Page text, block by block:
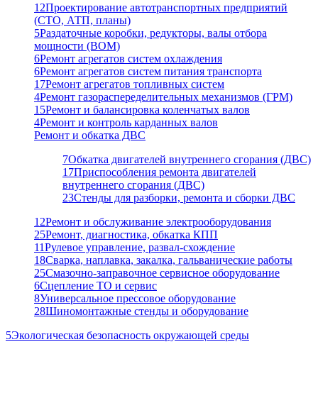
12Проектирование автотранспортных предприятий
(СТО, АТП, планы)
5Раздаточные коробки, редукторы, валы отбора
мощности (ВОМ)
6Ремонт агрегатов систем охлаждения
6Ремонт агрегатов систем питания транспорта
17Ремонт агрегатов топливных систем
4Ремонт газораспеределительных механизмов (ГРМ)
15Ремонт и балансировка коленчатых валов
4Ремонт и контроль карданных валов
Ремонт и обкатка ДВС
7Обкатка двигателей внутреннего сгорания (ДВС)
17Приспособления ремонта двигателей
внутреннего сгорания (ДВС)
23Стенды для разборки, ремонта и сборки ДВС
12Ремонт и обслуживание электрооборудования
25Ремонт, диагностика, обкатка КПП
11Рулевое управление, развал-схождение
18Сварка, наплавка, закалка, гальванические работы
25Смазочно-заправочное сервисное оборудование
6Сцепление ТО и сервис
8Универсальное прессовое оборудование
28Шиномонтажные стенды и оборудование
5Экологическая безопасность окружающей среды